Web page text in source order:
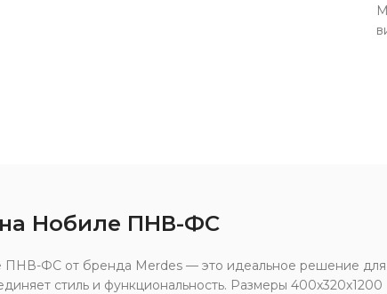
Нобиле ПНВ-ФС
ПНВ-ФС от бренда Merdes — это идеальное решение
стиль и функциональность. Размеры 400x320x1200